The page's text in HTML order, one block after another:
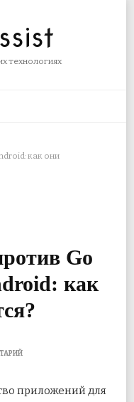
технологиях
как они
Go
как
К
SMS
приложений для